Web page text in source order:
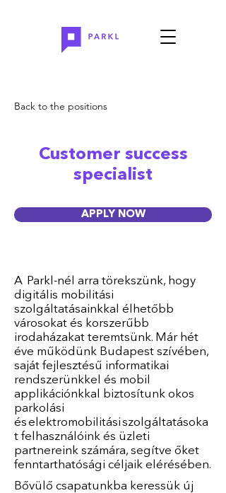
Back to the positions
Customer success
specialist
APPLY NOW
A Parkl-nél arra törekszünk, hogy
digitális mobilitási
szolgáltatásainkkal élhetőbb
városokat és korszerűbb
irodaházakat teremtsünk. Már hét
éve működünk Budapest szívében,
saját fejlesztésű informatikai
rendszerünkkel és mobil
applikációnkkal biztosítunk okos
parkolási
és elektromobilitási szolgáltatásoka
t felhasználóink és üzleti
partnereink számára, segítve őket
fenntarthatósági céljaik elérésében.
Bővülő csapatunkba keressük új